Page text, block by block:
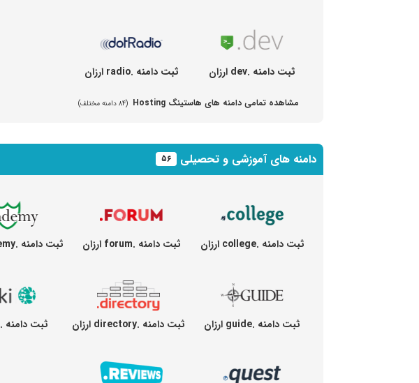
ثبت دامنه .dev ارزان ثبت دامنه .radio ارزان
مشاهده تمامی دامنه های هاستینگ Hosting (۸۴ دامنه مختلف)
دامنه های آموزشی و تحصیلی ۵۶
ثبت دامنه .college ارزان ثبت دامنه .forum ارزان ثبت دامنه .academy ارزان
ثبت دامنه .guide ارزان ثبت دامنه .directory ارزان ثبت دامنه .wiki ارزان